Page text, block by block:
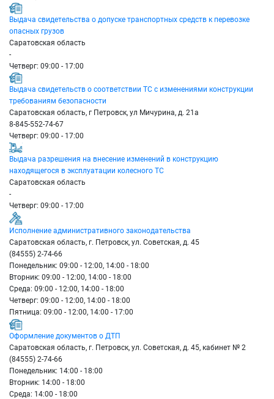
Выдача свидетельства о допуске транспортных средств к перевозке
опасных грузов
Саратовская область
-
Четверг: 09:00 - 17:00
Выдача свидетельств о соответствии ТС с изменениями конструкции
требованиям безопасности
Саратовская область, г Петровск, ул Мичурина, д. 21а
8-845-552-74-67
Четверг: 09:00 - 17:00
Выдача разрешения на внесение изменений в конструкцию
находящегося в эксплуатации колесного ТС
Саратовская область
-
Четверг: 09:00 - 17:00
Исполнение административного законодательства
Саратовская область, г. Петровск, ул. Советская, д. 45
(84555) 2-74-66
Понедельник: 09:00 - 12:00, 14:00 - 18:00
Вторник: 09:00 - 12:00, 14:00 - 18:00
Среда: 09:00 - 12:00, 14:00 - 18:00
Четверг: 09:00 - 12:00, 14:00 - 18:00
Пятница: 09:00 - 12:00, 14:00 - 17:00
Оформление документов о ДТП
Саратовская область, г. Петровск, ул. Советская, д. 45, кабинет № 2
(84555) 2-74-66
Понедельник: 14:00 - 18:00
Вторник: 14:00 - 18:00
Среда: 14:00 - 18:00